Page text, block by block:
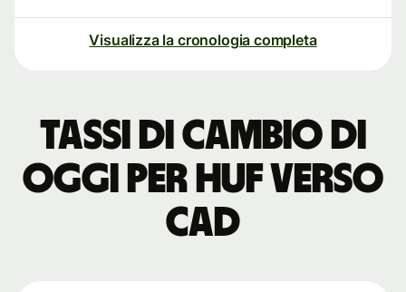
Visualizza la cronologia completa
Tassi di cambio di
oggi per HUF verso
CAD